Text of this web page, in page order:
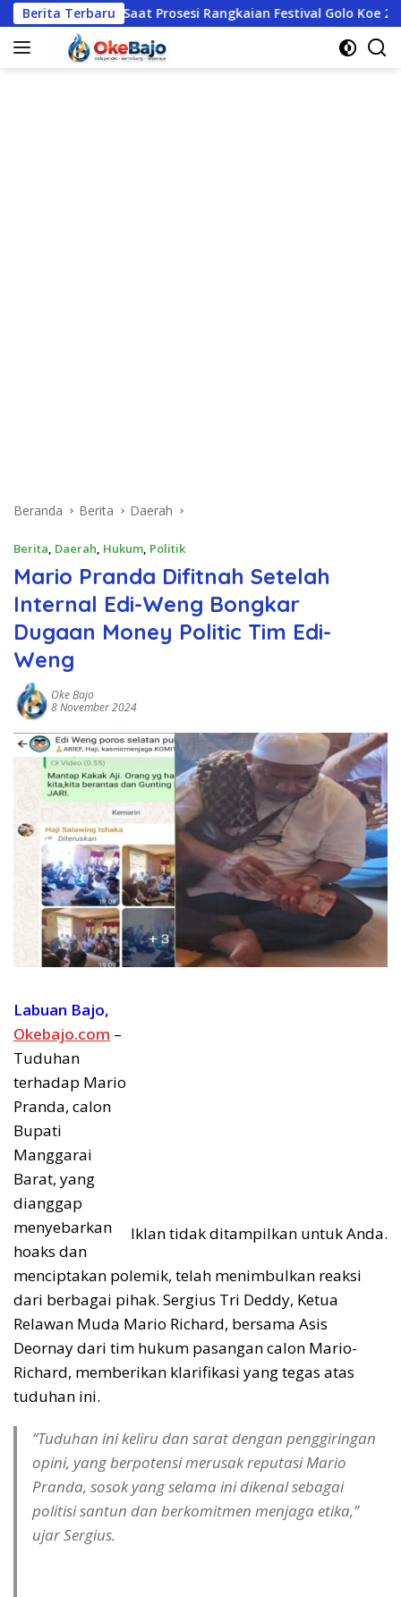
Langsung
ke
konten
Berita Terbaru
Saat Prosesi Rangkaian Festival Golo Koe 2026
Beranda Berita Daerah
Berita, Daerah, Hukum, Politik
Mario Pranda Difitnah Setelah
Internal Edi-Weng Bongkar
Dugaan Money Politic Tim Edi-
Weng
Oke Bajo
8 November 2024
Iklan tidak ditampilkan untuk Anda.
Labuan Bajo,
Okebajo.com –
Tuduhan
terhadap Mario
Pranda, calon
Bupati
Manggarai
Barat, yang
dianggap
menyebarkan
hoaks dan
menciptakan polemik, telah menimbulkan reaksi
dari berbagai pihak. Sergius Tri Deddy, Ketua
Relawan Muda Mario Richard, bersama Asis
Deornay dari tim hukum pasangan calon Mario-
Richard, memberikan klarifikasi yang tegas atas
tuduhan ini.
“Tuduhan ini keliru dan sarat dengan penggiringan
opini, yang berpotensi merusak reputasi Mario
Pranda, sosok yang selama ini dikenal sebagai
politisi santun dan berkomitmen menjaga etika,”
ujar Sergius.